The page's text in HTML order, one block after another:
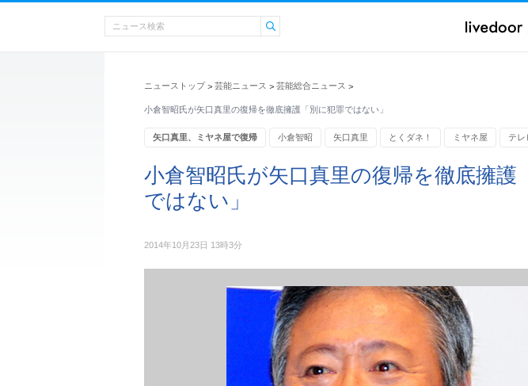
ニューストップ > 芸能ニュース > 芸能総合ニュース >
小倉智昭氏が矢口真里の復帰を徹底擁護「別に犯罪ではない」
矢口真里、ミヤネ屋で復帰 小倉智昭 矢口真里 とくダネ！ ミヤネ屋 テレ
小倉智昭氏が矢口真里の復帰を徹底擁護
ではない」
2014年10月23日 13時3分